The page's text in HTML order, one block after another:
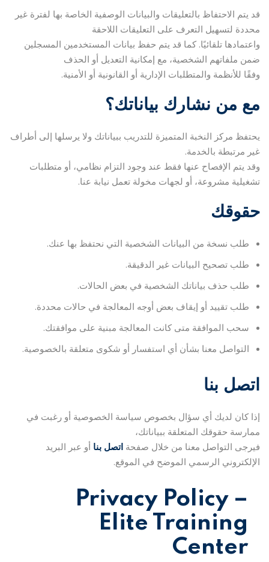
قد يتم الاحتفاظ بالتعليقات والبيانات الوصفية الخاصة بها لفترة غير
محددة لتسهيل التعرف على التعليقات اللاحقة
واعتمادها تلقائيًا. كما قد يتم حفظ بيانات المستخدمين المسجلين
ضمن ملفاتهم الشخصية، مع إمكانية التعديل أو الحذف
وفقًا للأنظمة والمتطلبات الإدارية أو القانونية أو الأمنية.
مع من نشارك بياناتك؟
يحتفظ مركز النخبة المتميزة للتدريب ببياناتك ولا يرسلها إلى أطراف
غير مرتبطة بالخدمة.
وقد يتم الإفصاح عنها فقط عند وجود التزام نظامي، أو متطلبات
تشغيلية مشروعة، أو لجهات مخولة تعمل نيابة عنا.
حقوقك
طلب نسخة من البيانات الشخصية التي نحتفظ بها عنك.
طلب تصحيح البيانات غير الدقيقة.
طلب حذف بياناتك الشخصية في بعض الحالات.
طلب تقييد أو إيقاف بعض أوجه المعالجة في حالات محددة.
سحب الموافقة متى كانت المعالجة مبنية على موافقتك.
التواصل معنا بشأن أي استفسار أو شكوى متعلقة بالخصوصية.
اتصل بنا
إذا كان لديك أي سؤال بخصوص سياسة الخصوصية أو رغبت في
ممارسة حقوقك المتعلقة ببياناتك،
فيرجى التواصل معنا من خلال صفحة اتصل بنا أو عبر البريد
الإلكتروني الرسمي الموضح في الموقع.
Privacy Policy –
Elite Training
Center